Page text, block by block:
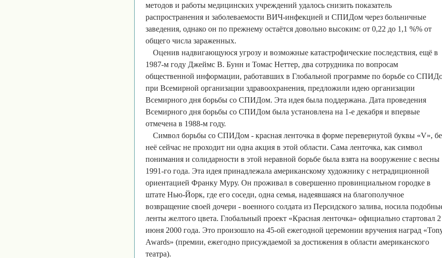
методов и работы медицинских учреждений удалось снизить показатель
распространения и заболеваемости ВИЧ-инфекцией и СПИДом через больничные
заведения, однако он по прежнему остаётся довольно высоким: от 0,22 до 1,1 %% от
общего числа зараженных.
Оценив надвигающуюся угрозу и возможные катастрофические последствия, ещё в
1987-м году Джеймс В. Бунн и Томас Неттер, два сотрудника по вопросам
общественной информации, работавших в Глобальной программе по борьбе со
при Всемирной организации здравоохранения, предложили идею организации
Всемирного дня борьбы со СПИДом. Эта идея была поддержана. Дата проведения
Всемирного дня борьбы со СПИДом была установлена на 1-е декабря и впервые
отмечена в 1988-м году.
Символ борьбы со СПИДом - красная ленточка в форме перевернутой буквы «V»,
неё сейчас не проходит ни одна акция в этой области. Сама ленточка, как символ
понимания и солидарности в этой неравной борьбе была взята на вооружение с весны
1991-го года. Эта идея принадлежала американскому художнику с нетрадиционной
ориентацией Франку Муру. Он проживал в совершенно провинциальном городке в
штате Нью-Йорк, где его соседи, одна семья, надеявшаяся на благополучное
возвращение своей дочери - военного солдата из Персидского залива, носила
ленты желтого цвета. Глобальный проект «Красная ленточка» официально стартовал 2
июня 2000 года. Это произошло на 45-ой ежегодной церемонии вручения наград
Awards» (премии, ежегодно присуждаемой за достижения в области американского
театра).